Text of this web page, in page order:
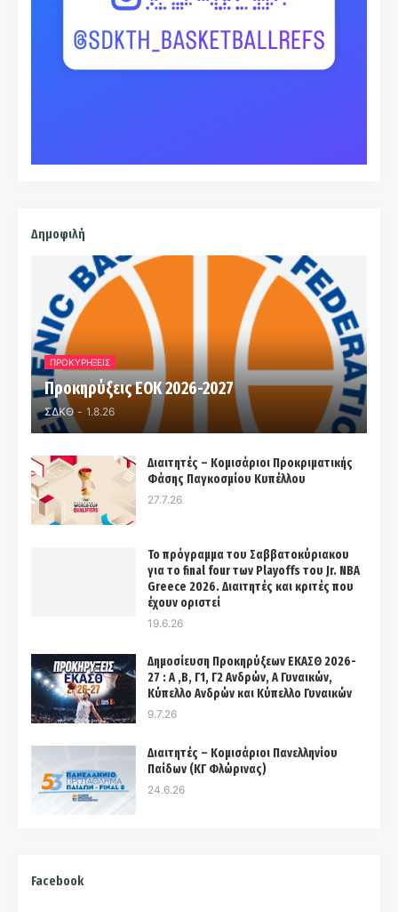
Δημοφιλή
ΠΡΟΚΥΡΗΞΕΙΣ
Προκηρύξεις ΕΟΚ 2026-2027
ΣΔΚΘ - 1.8.26
Διαιτητές – Κομισάριοι Προκριματικής
Φάσης Παγκοσμίου Κυπέλλου
27.7.26
Το πρόγραμμα του Σαββατοκύριακου
για το final four των Playoffs του Jr. NBA
Greece 2026. Διαιτητές και κριτές που
έχουν οριστεί
19.6.26
Δημοσίευση Προκηρύξεων ΕΚΑΣΘ 2026-
27 : Α ,Β, Γ1, Γ2 Ανδρών, Α Γυναικών,
Κύπελλο Ανδρών και Κύπελλο Γυναικών
9.7.26
Διαιτητές – Κομισάριοι Πανελληνίου
Παίδων (ΚΓ Φλώρινας)
24.6.26
Facebook